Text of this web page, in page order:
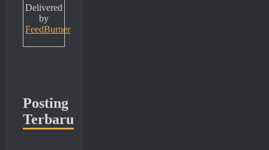
Delivered
by
FeedBurner
Posting
Terbaru